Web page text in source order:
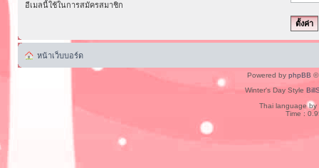
อีเมลนี้ใช้ในการสมัครสมาชิก
หน้าเว็บบอร์ด
Powered by phpBB ©
Winter's Day Style
Thai language by
Time :